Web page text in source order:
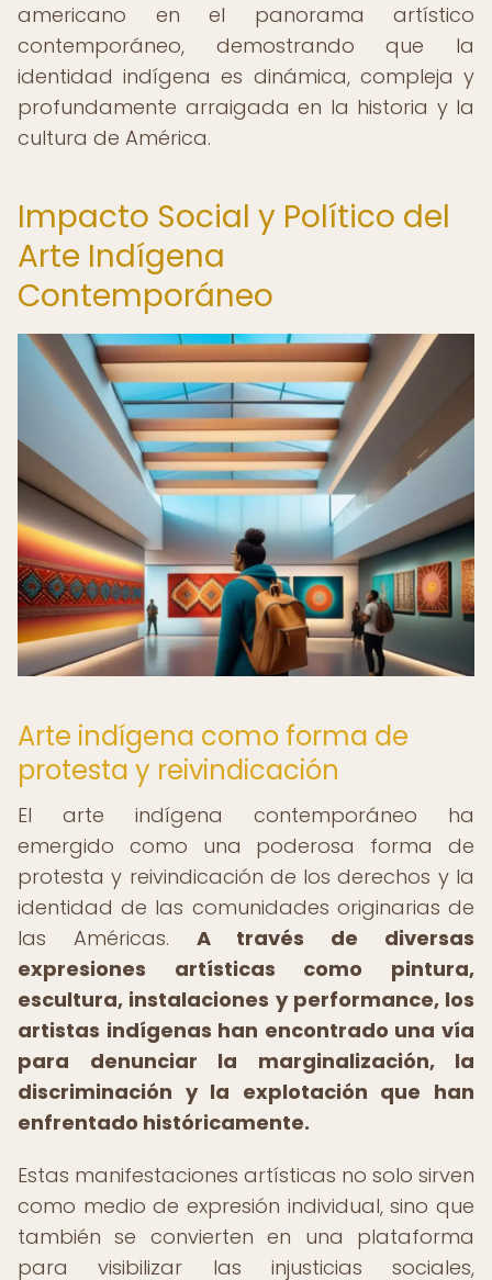
americano en el panorama artístico
contemporáneo, demostrando que la
identidad indígena es dinámica, compleja y
profundamente arraigada en la historia y la
cultura de América.
Impacto Social y Político del
Arte Indígena
Contemporáneo
Arte indígena como forma de
protesta y reivindicación
El arte indígena contemporáneo ha
emergido como una poderosa forma de
protesta y reivindicación de los derechos y la
identidad de las comunidades originarias de
las Américas. A través de diversas
expresiones artísticas como pintura,
escultura, instalaciones y performance, los
artistas indígenas han encontrado una vía
para denunciar la marginalización, la
discriminación y la explotación que han
enfrentado históricamente.
Estas manifestaciones artísticas no solo sirven
como medio de expresión individual, sino que
también se convierten en una plataforma
para visibilizar las injusticias sociales,